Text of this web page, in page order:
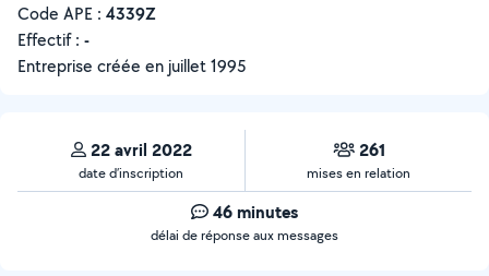
Code APE : 4339Z
Effectif : -
Entreprise créée en juillet 1995
22 avril 2022
date d’inscription
261
mises en relation
46 minutes
délai de réponse aux messages